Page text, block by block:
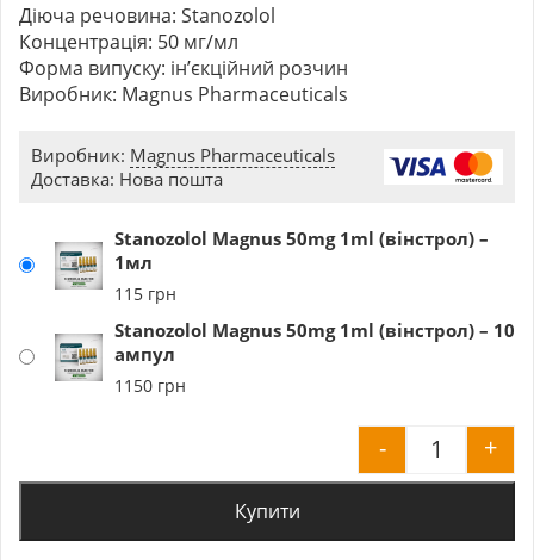
Діюча речовина: Stanozolol
Концентрація: 50 мг/мл
Форма випуску: ін’єкційний розчин
Виробник: Magnus Pharmaceuticals
Виробник: Magnus Pharmaceuticals
Доставка: Нова пошта
Stanozolol Magnus 50mg 1ml (вінстрол) –
1мл
115 грн
Stanozolol Magnus 50mg 1ml (вінстрол) – 10
ампул
1150 грн
- +
Купити